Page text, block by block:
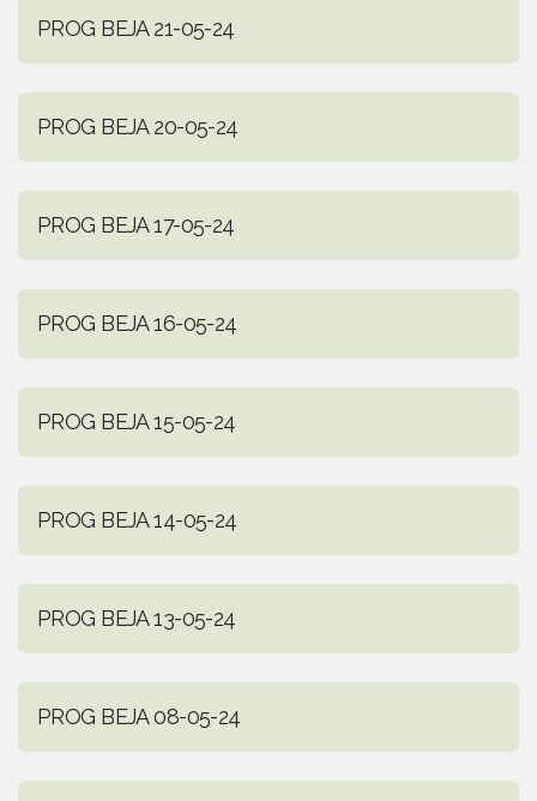
PROG BEJA 21-05-24
PROG BEJA 20-05-24
PROG BEJA 17-05-24
PROG BEJA 16-05-24
PROG BEJA 15-05-24
PROG BEJA 14-05-24
PROG BEJA 13-05-24
PROG BEJA 08-05-24